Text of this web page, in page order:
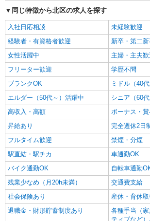
同じ特徴から北区の求人を探す
入社日応相談
未経験歓迎
経験者・有資格者歓迎
新卒・第二
女性活躍中
主婦・主夫歓
フリーター歓迎
学歴不問
ブランクOK
ミドル（40
エルダー（50代～）活躍中
シニア（60
高収入・高額
ボーナス・賞
昇給あり
完全週休2日
フルタイム歓迎
禁煙・分煙
駅直結・駅チカ
車通勤OK
バイク通勤OK
自転車通勤
残業少なめ（月20h未満）
交通費支給
社会保険あり
産休・育休
退職金・財形貯蓄制度あり
各種手当（
ティブなど）